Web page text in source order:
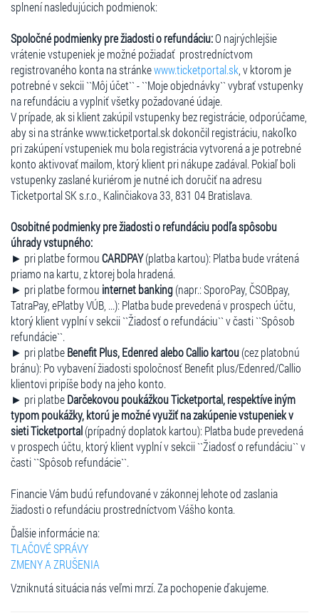
splnení nasledujúcich podmienok:
Spoločné podmienky pre žiadosti o refundáciu:O najrýchlejšie
vrátenie vstupeniek je možné požiadať prostredníctvom
registrovaného konta na stránkewww.ticketportal.sk , v ktorom je
potrebné v sekcii ``Môj účet`` - ``Moje objednávky`` vybrať vstupenky
na refundáciu a vyplniť všetky požadované údaje.
V prípade, ak si klient zakúpil vstupenky bez registrácie, odporúčame,
aby si na stránke www.ticketportal.sk dokončil registráciu, nakoľko
pri zakúpení vstupeniek mu bola registrácia vytvorená a je potrebné
konto aktivovať mailom, ktorý klient pri nákupe zadával. Pokiaľ boli
vstupenky zaslané kuriérom je nutné ich doručiť na adresu
Ticketportal SK s.r.o., Kalinčiakova 33, 831 04 Bratislava.
Osobitné podmienky pre žiadosti o refundáciu podľa spôsobu
úhrady vstupného:
► pri platbe formouCARDPAY(platba kartou): Platba bude vrátená
priamo na kartu, z ktorej bola hradená.
► pri platbe formou internet banking(napr.: SporoPay, ČSOBpay,
TatraPay, ePlatby VÚB, ...): Platba bude prevedená v prospech účtu,
ktorý klient vyplní v sekcii ``Žiadosť o refundáciu`` v časti ``Spôsob
refundácie``.
► pri platbeBenefit Plus, Edenred alebo Callio kartou(cez platobnú
bránu): Po vybavení žiadosti spoločnosť Benefit plus/Edenred/Callio
klientovi pripíše body na jeho konto.
► pri platbeDarčekovou poukážkou Ticketportal, respektíve iným
typom poukážky, ktorú je možné využiť na zakúpenie vstupeniek v
sieti Ticketportal(prípadný doplatok kartou): Platba bude prevedená
v prospech účtu, ktorý klient vyplní v sekcii ``Žiadosť o refundáciu`` v
časti ``Spôsob refundácie``.
Financie Vám budú refundované v zákonnej lehote od zaslania
žiadosti o refundáciu prostredníctvom Vášho konta.
Ďalšie informácie na:
TLAČOVÉ SPRÁVY
ZMENY A ZRUŠENIA
Vzniknutá situácia nás veľmi mrzí. Za pochopenie ďakujeme.